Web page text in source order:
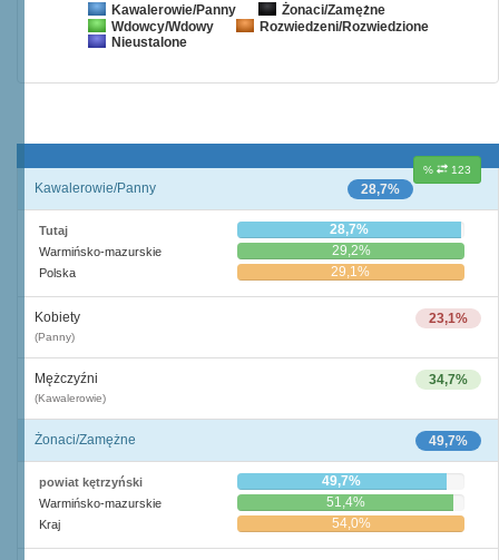
Kawalerowie/Panny Żonaci/Zamężne
Wdowcy/Wdowy
Rozwiedzeni/Rozwiedzione
Nieustalone
% 123
28,7%
Kawalerowie/Panny
Tutaj 28,7%
Warmińsko-mazurskie 29,2%
Polska 29,1%
23,1%
Kobiety
(Panny)
34,7%
Mężczyźni
(Kawalerowie)
49,7%
Żonaci/Zamężne
powiat kętrzyński 49,7%
Warmińsko-mazurskie 51,4%
Kraj 54,0%